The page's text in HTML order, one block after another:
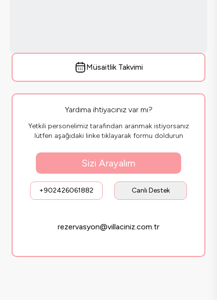
Müsaitlik Takvimi
Yardıma ihtiyacınız var mı?
Yetkili personelimiz tarafından aranmak istiyorsanız
lütfen aşağıdaki linke tıklayarak formu doldurun
Sizi Arayalım
+902426061882 Canlı Destek
rezervasyon@villaciniz.com.tr